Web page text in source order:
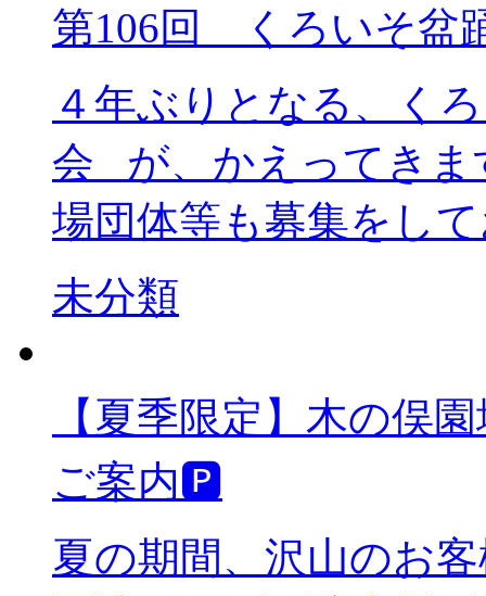
第106回 くろいそ盆
４年ぶりとなる、く
会 が、かえってきま
場団体等も募集をし
未分類
【夏季限定】木
ご案内🅿
夏の期間、沢山のお